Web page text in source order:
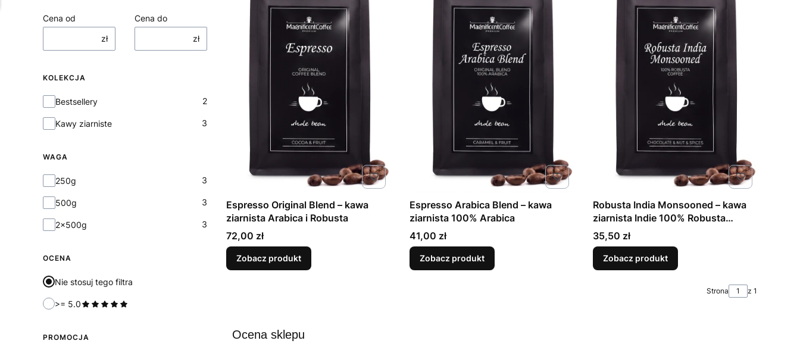
Cena od
zł
Cena do
zł
KOLEKCJA
Kolekcja
Bestsellery 2
Kawy ziarniste 3
WAGA
Waga
250g 3
500g 3
2x500g 3
OCENA
Nie stosuj tego filtra
>= 5.0
PROMOCJA
Espresso Original Blend – kawa
ziarnista Arabica i Robusta
Cena
72,00 zł
Zobacz produkt
Espresso Arabica Blend – kawa
ziarnista 100% Arabica
Cena
41,00 zł
Zobacz produkt
Robusta India Monsooned – kawa
ziarnista Indie 100% Robusta
natural
Cena
35,50 zł
Zobacz produkt
Strona z 1
Ocena sklepu